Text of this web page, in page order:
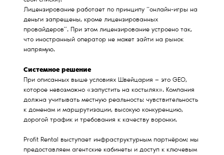
Лицензирование работает по принципу “онлайн-игры на
деньги запрещены, кроме лицензированных
провайдеров”. При этом лицензирование устроено так,
что иностранный оператор не может зайти на рынок
напрямую.
Системное решение
При описанных выше условиях Швейцария — это GEO,
которое невозможно «запустить на костылях». Компания
должна учитывать местную реальность: чувствительность
к доменам и маршрутизации, высокую конкуренцию,
дорогой трафик и требования к качеству воронки.
Profit Rental выступает инфраструктурным партнёром: мы
предоставляем агентские кабинеты и доступ к ключевым